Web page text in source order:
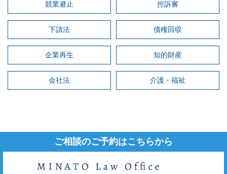
競業避止 控訴審
下請法 債権回収
企業再生 知的財産
会社法 介護・福祉
ご相談のご予約はこちらから